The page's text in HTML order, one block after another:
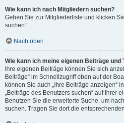
Wie kann ich nach Mitgliedern suchen?
Gehen Sie zur Mitgliederliste und klicken
suchen“.
Nach oben
Wie kann ich meine eigenen Beiträge und
Ihre eigenen Beiträge können Sie sich
Beiträge“ im Schnellzugriff oben auf der
können Sie auch „Ihre Beiträge anzeigen“
„Beiträge des Benutzers suchen“ auf Ihrer
Benutzen Sie die erweiterte Suche, um
suchen. Tragen Sie dort die